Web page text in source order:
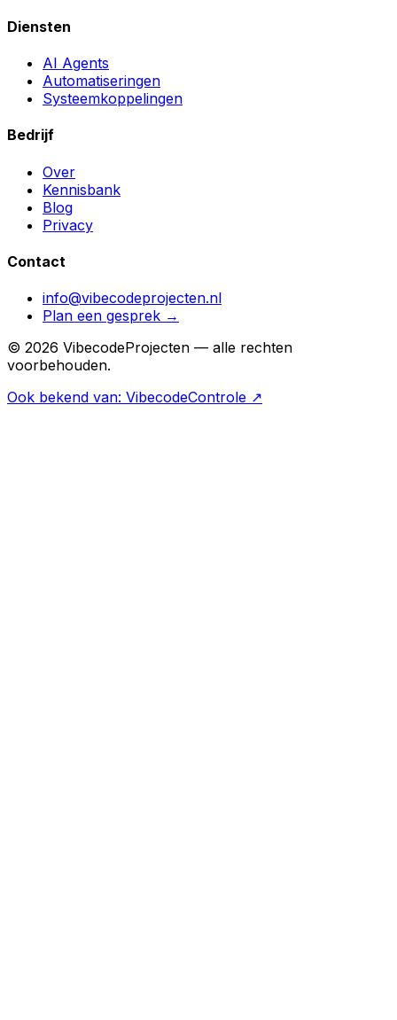
Diensten
AI Agents
Automatiseringen
Systeemkoppelingen
Bedrijf
Over
Kennisbank
Blog
Privacy
Contact
info@vibecodeprojecten.nl
Plan een gesprek →
© 2026 VibecodeProjecten — alle rechten
voorbehouden.
Ook bekend van: VibecodeControle ↗